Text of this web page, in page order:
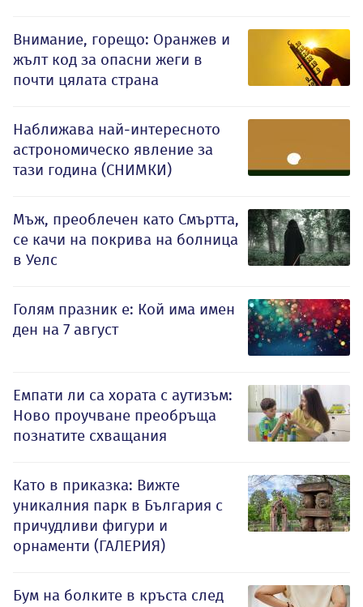
Внимание, горещо: Оранжев и
жълт код за опасни жеги в
почти цялата страна
Наближава най-интересното
астрономическо явление за
тази година (СНИМКИ)
Мъж, преоблечен като Смъртта,
се качи на покрива на болница
в Уелс
Голям празник е: Кой има имен
ден на 7 август
Емпати ли са хората с аутизъм:
Ново проучване преобръща
познатите схващания
Като в приказка: Вижте
уникалния парк в България с
причудливи фигури и
орнаменти (ГАЛЕРИЯ)
Бум на болките в кръста след